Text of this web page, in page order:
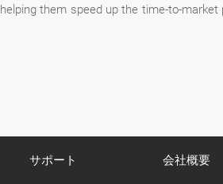
them speed up the time-to-
サポート 会社概要